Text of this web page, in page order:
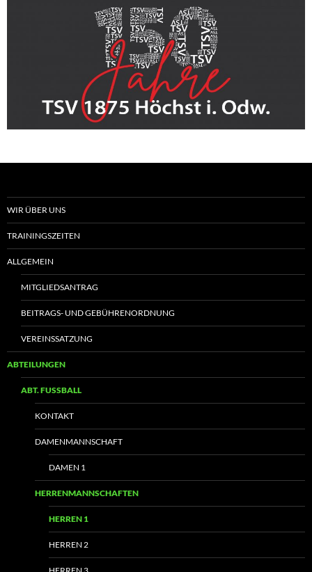
WIR ÜBER UNS
TRAININGSZEITEN
ALLGEMEIN
MITGLIEDSANTRAG
BEITRAGS- UND GEBÜHRENORDNUNG
VEREINSSATZUNG
ABTEILUNGEN
ABT. FUSSBALL
KONTAKT
DAMENMANNSCHAFT
DAMEN 1
HERRENMANNSCHAFTEN
HERREN 1
HERREN 2